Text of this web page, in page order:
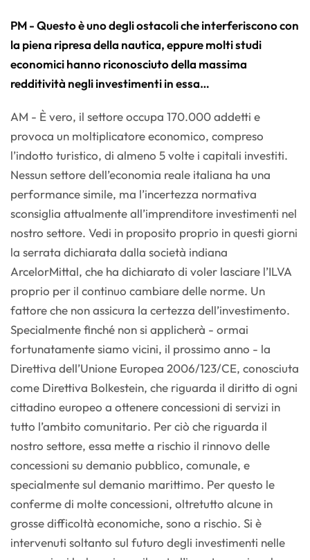
PM - Questo è uno degli ostacoli che interferiscono con
la piena ripresa della nautica, eppure molti studi
economici hanno riconosciuto della massima
redditività negli investimenti in essa…
AM - È vero, il settore occupa 170.000 addetti e
provoca un moltiplicatore economico, compreso
l’indotto turistico, di almeno 5 volte i capitali investiti.
Nessun settore dell’economia reale italiana ha una
performance simile, ma l’incertezza normativa
sconsiglia attualmente all’imprenditore investimenti nel
nostro settore. Vedi in proposito proprio in questi giorni
la serrata dichiarata dalla società indiana
ArcelorMittal, che ha dichiarato di voler lasciare l’ILVA
proprio per il continuo cambiare delle norme. Un
fattore che non assicura la certezza dell’investimento.
Specialmente finché non si applicherà - ormai
fortunatamente siamo vicini, il prossimo anno - la
Direttiva dell’Unione Europea 2006/123/CE, conosciuta
come Direttiva Bolkestein, che riguarda il diritto di ogni
cittadino europeo a ottenere concessioni di servizi in
tutto l’ambito comunitario. Per ciò che riguarda il
nostro settore, essa mette a rischio il rinnovo delle
concessioni su demanio pubblico, comunale, e
specialmente sul demanio marittimo. Per questo le
conferme di molte concessioni, oltretutto alcune in
grosse difficoltà economiche, sono a rischio. Si è
intervenuti soltanto sul futuro degli investimenti nelle